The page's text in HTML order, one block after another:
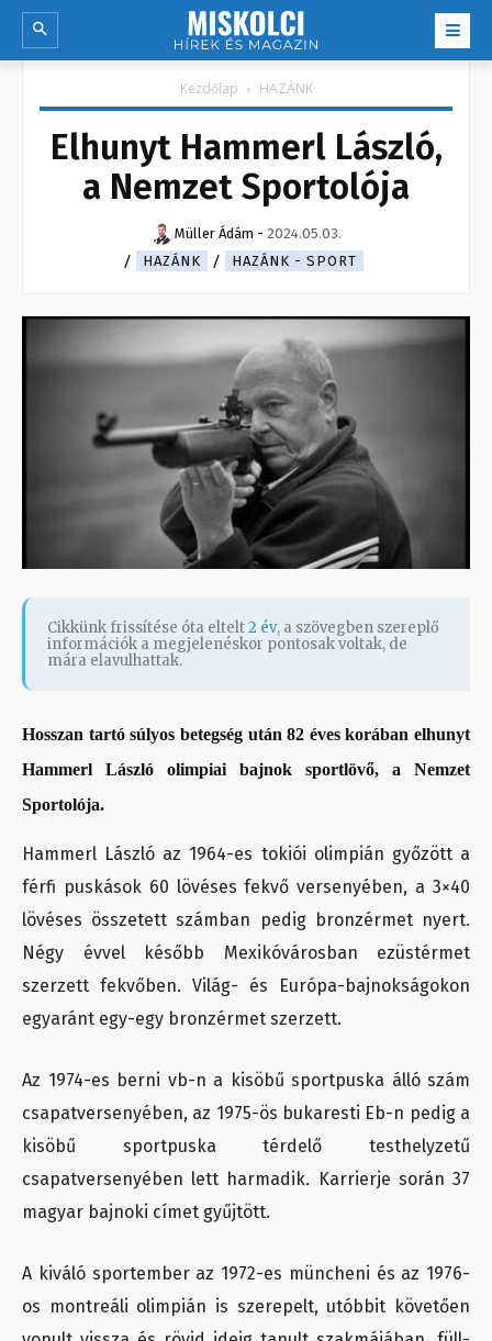
Kezdőlap HAZÁNK
Elhunyt Hammerl László,
a Nemzet Sportolója
Müller Ádám - 2024.05.03.
HAZÁNK
HAZÁNK - SPORT
Cikkünk frissítése óta eltelt2 év, a szövegben szereplő
információk a megjelenéskor pontosak voltak, de
mára elavulhattak.
Hosszan tartó súlyos betegség után 82 éves korában elhunyt
Hammerl László olimpiai bajnok sportlövő, a Nemzet
Sportolója.
Hammerl László az 1964-es tokiói olimpián győzött a
férfi puskások 60 lövéses fekvő versenyében, a 3×40
lövéses összetett számban pedig bronzérmet nyert.
Négy évvel később Mexikóvárosban ezüstérmet
szerzett fekvőben. Világ- és Európa-bajnokságokon
egyaránt egy-egy bronzérmet szerzett.
Az 1974-es berni vb-n a kisöbű sportpuska álló szám
csapatversenyében, az 1975-ös bukaresti Eb-n pedig a
kisöbű sportpuska térdelő testhelyzetű
csapatversenyében lett harmadik. Karrierje során 37
magyar bajnoki címet gyűjtött.
A kiváló sportember az 1972-es müncheni és az 1976-
os montreáli olimpián is szerepelt, utóbbit követően